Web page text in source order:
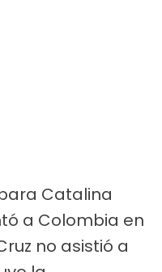
Catalina
a Colombia en
no asistió a